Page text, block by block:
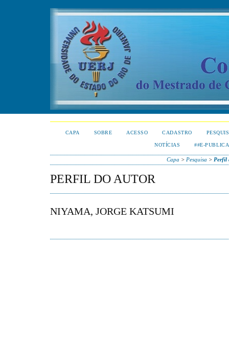
CAPA SOBRE ACESSO CADASTRO
NOTÍCIAS ##E-
Capa > Pesquisa > Perfil
PERFIL DO AUTOR
NIYAMA, JORGE KATSUMI